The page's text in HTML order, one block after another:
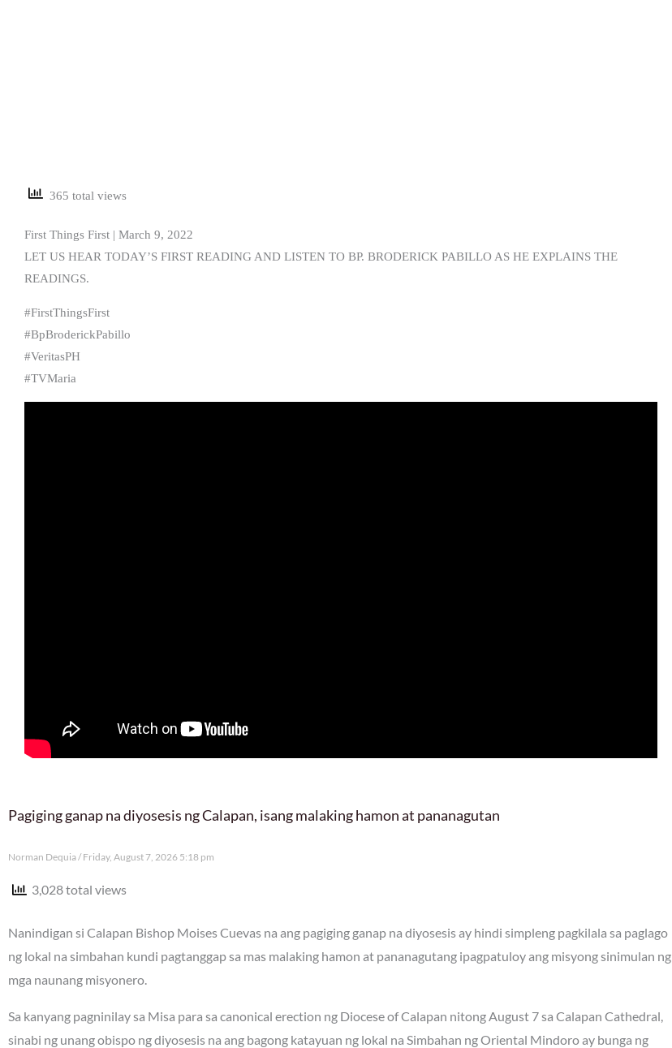
365 total views
First Things First | March 9, 2022
LET US HEAR TODAY’S FIRST READING AND LISTEN TO BP. BRODERICK PABILLO AS HE EXPLAINS THE
READINGS.
#FirstThingsFirst
#BpBroderickPabillo
#VeritasPH
#TVMaria
Pagiging ganap na diyosesis ng Calapan, isang malaking hamon at pananagutan
Norman Dequia Friday, August 7, 2026 5:18 pm
3,028 total views
Nanindigan si Calapan Bishop Moises Cuevas na ang pagiging ganap na diyosesis ay hindi simpleng pagkilala sa paglago
ng lokal na simbahan kundi pagtanggap sa mas malaking hamon at pananagutang ipagpatuloy ang misyong sinimulan ng
mga naunang misyonero.
Sa kanyang pagninilay sa Misa para sa canonical erection ng Diocese of Calapan nitong August 7 sa Calapan Cathedral,
sinabi ng unang obispo ng diyosesis na ang bagong katayuan ng lokal na Simbahan ng Oriental Mindoro ay bunga ng